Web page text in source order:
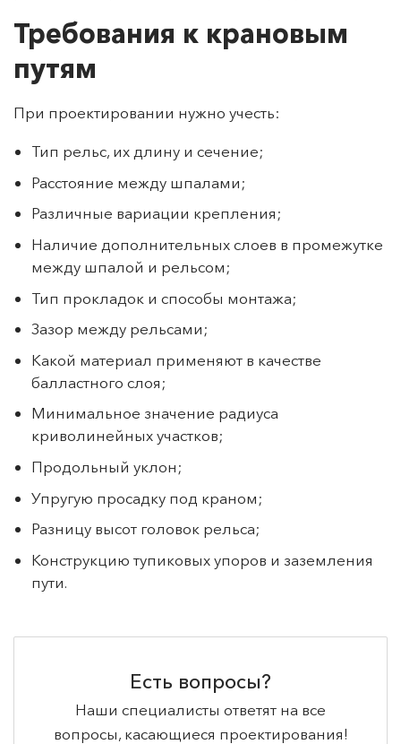
Требования к крановым
путям
При проектировании нужно учесть:
Тип рельс, их длину и сечение;
Расстояние между шпалами;
Различные вариации крепления;
Наличие дополнительных слоев в промежутке
между шпалой и рельсом;
Тип прокладок и способы монтажа;
Зазор между рельсами;
Какой материал применяют в качестве
балластного слоя;
Минимальное значение радиуса
криволинейных участков;
Продольный уклон;
Упругую просадку под краном;
Разницу высот головок рельса;
Конструкцию тупиковых упоров и заземления
пути.
Есть вопросы?
Наши специалисты ответят на все
вопросы, касающиеся проектирования!